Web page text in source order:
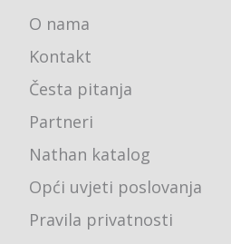
O nama
Kontakt
Česta pitanja
Partneri
Nathan katalog
Opći uvjeti poslovanja
Pravila privatnosti